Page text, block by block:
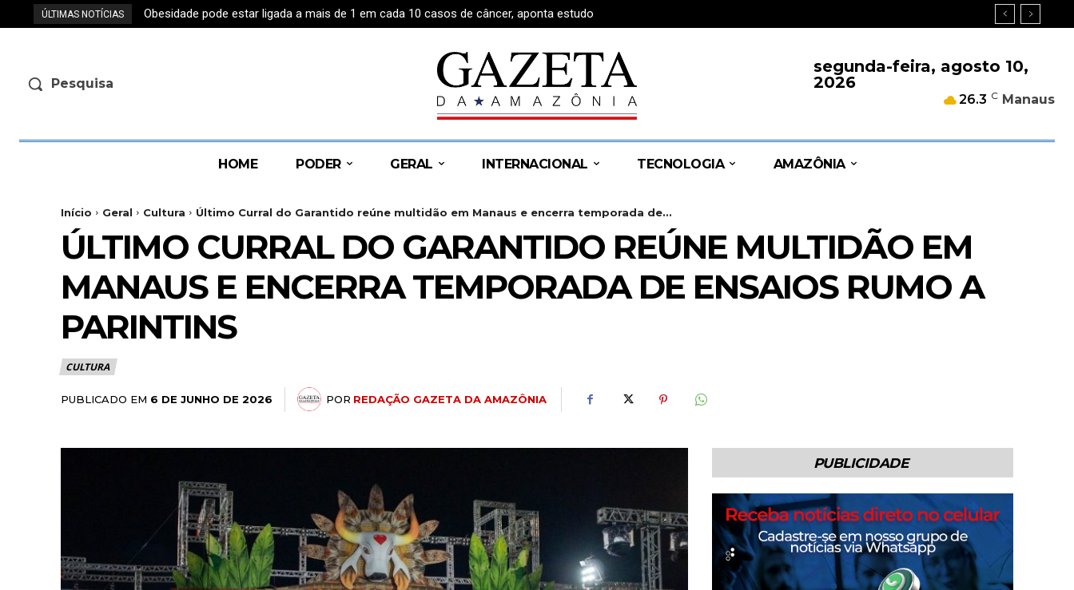
ÚLTIMAS NOTÍCIAS Obesidade pode estar ligada a mais de 1 em cada 10 casos de câncer, aponta estudo
Pesquisa
segunda-feira, agosto 10,
2026
26.3 C Manaus
HOME PODER GERAL INTERNACIONAL TECNOLOGIA AMAZÔNIA
Início Geral Cultura Último Curral do Garantido reúne multidão em Manaus e encerra temporada de...
ÚLTIMO CURRAL DO GARANTIDO REÚNE MULTIDÃO EM
MANAUS E ENCERRA TEMPORADA DE ENSAIOS RUMO A
PARINTINS
CULTURA
PUBLICADO EM 6 DE JUNHO DE 2026 POR REDAÇÃO GAZETA DA AMAZÔNIA
PUBLICIDADE